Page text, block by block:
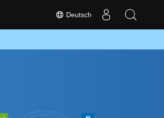
Deutsch